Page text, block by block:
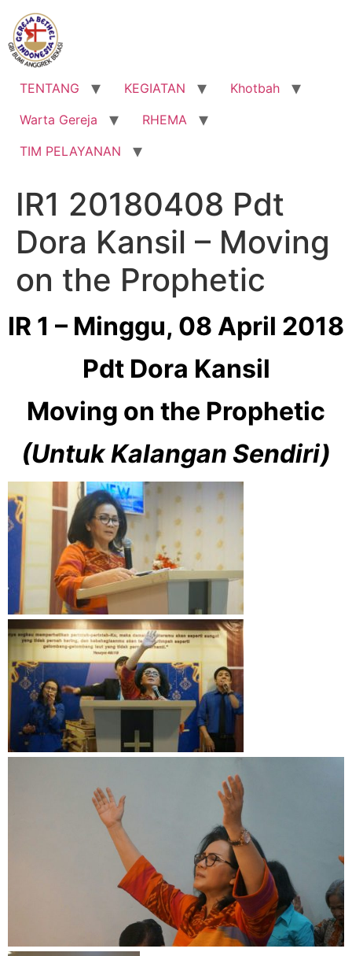
Lewati
konten
TENTANG KEGIATAN
Khotbah
Warta Gereja
RHEMA
TIM PELAYANAN
IR1 20180408 Pdt
Dora Kansil – Moving
on the Prophetic
IR 1 – Minggu, 08 April 2018
Pdt Dora Kansil
Moving on the Prophetic
(Untuk Kalangan Sendiri)